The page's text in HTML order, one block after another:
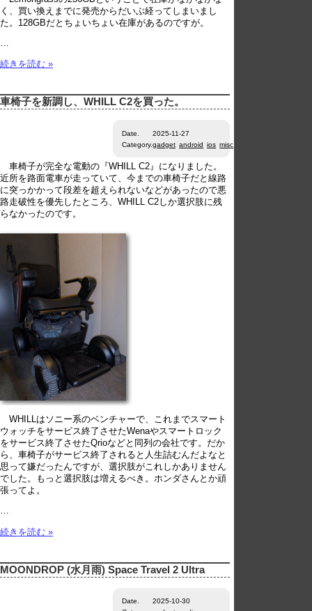
く、買い換えまでに発売からだいぶ経ってしまいまし
た。128GBだとちょいちょい在庫があるのですが。
続きを読む »
車椅子を新調し、WHILL C2を買った。
Date.
2025-11-27
Category.gadget android ios misc
車椅子が完全な電動の『WHILL C2』になりました。
近所を路面電車が走っていて、今までの車椅子だと線路
に突っかかって段差を超えられないなどがあったので悪
路走破性を優先したところ、WHILL C2しか選択肢に残
らなかったのです。
WHILLはソニー系のベンチャーで、これまでスマート
ウォッチをサービス終了させたWenaやスマートロック
をサービス終了させたQrioなどと同列の会社です。だか
ら、車椅子がサービス終了されると人生詰むんだよなと
思って嫌だったんですが、選択肢がこれしかありません
でした。もっと選択肢は増えるべき。ホンダさんとか頑
張ってよ。
…
続きを読む »
MOONDROP (水月雨) Space Travel 2 Ultra
Date.
2025-10-30